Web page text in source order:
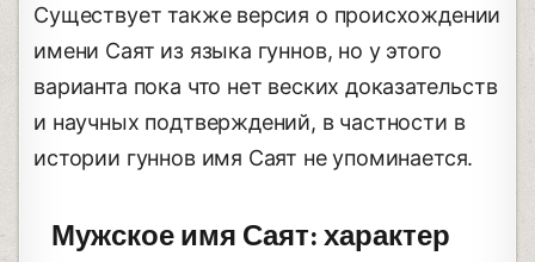
Существует также версия о происхождении
имени Саят из языка гуннов, но у этого
варианта пока что нет веских доказательств
и научных подтверждений, в частности в
истории гуннов имя Саят не упоминается.
Мужское имя Саят: характер